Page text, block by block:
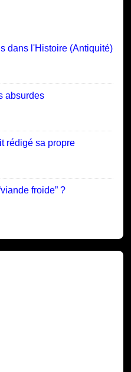
dans l'Histoire (Antiquité)
absurdes
rédigé sa propre
froide” ?